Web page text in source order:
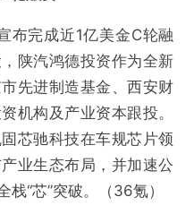
布完成近1亿美金C轮融
陕汽鸿德投资作为全新
先进制造基金、西安财
机构及产业资本跟投。
芯驰科技在车规芯片领
业生态布局，并加速公
“芯”突破。（36氪）